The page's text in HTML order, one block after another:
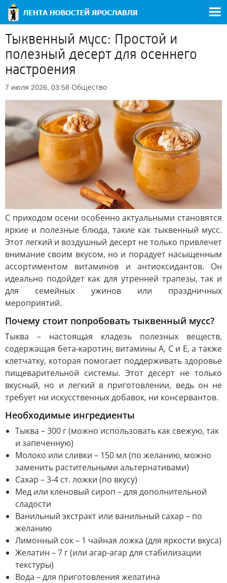
Тыквенный мусс: Простой и
полезный десерт для осеннего
настроения
7 июля 2026, 03:58 Общество
С приходом осени особенно актуальными становятся
яркие и полезные блюда, такие как тыквенный мусс.
Этот легкий и воздушный десерт не только привлечет
внимание своим вкусом, но и порадует насыщенным
ассортиментом витаминов и антиоксидантов. Он
идеально подойдет как для утренней трапезы, так и
для семейных ужинов или праздничных
мероприятий.
Почему стоит попробовать тыквенный мусс?
Тыква – настоящая кладезь полезных веществ,
содержащая бета-каротин, витамины A, C и E, а также
клетчатку, которая помогает поддерживать здоровье
пищеварительной системы. Этот десерт не только
вкусный, но и легкий в приготовлении, ведь он не
требует ни искусственных добавок, ни консервантов.
Необходимые ингредиенты
Тыква – 300 г (можно использовать как свежую, так
и запеченную)
Молоко или сливки – 150 мл (по желанию, можно
заменить растительными альтернативами)
Сахар – 3-4 ст. ложки (по вкусу)
Мед или кленовый сироп – для дополнительной
сладости
Ванильный экстракт или ванильный сахар – по
желанию
Лимонный сок – 1 чайная ложка (для яркости вкуса)
Желатин – 7 г (или агар-агар для стабилизации
текстуры)
Вода – для приготовления желатина